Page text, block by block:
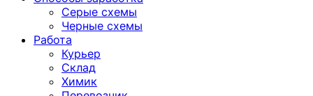
Серые схемы
Черные схемы
Работа
Курьер
Склад
Химик